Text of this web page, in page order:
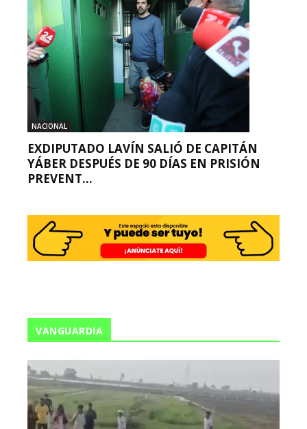
NACIONAL
EXDIPUTADO LAVÍN SALIÓ DE CAPITÁN
YÁBER DESPUÉS DE 90 DÍAS EN PRISIÓN
PREVENT...
VANGUARDIA